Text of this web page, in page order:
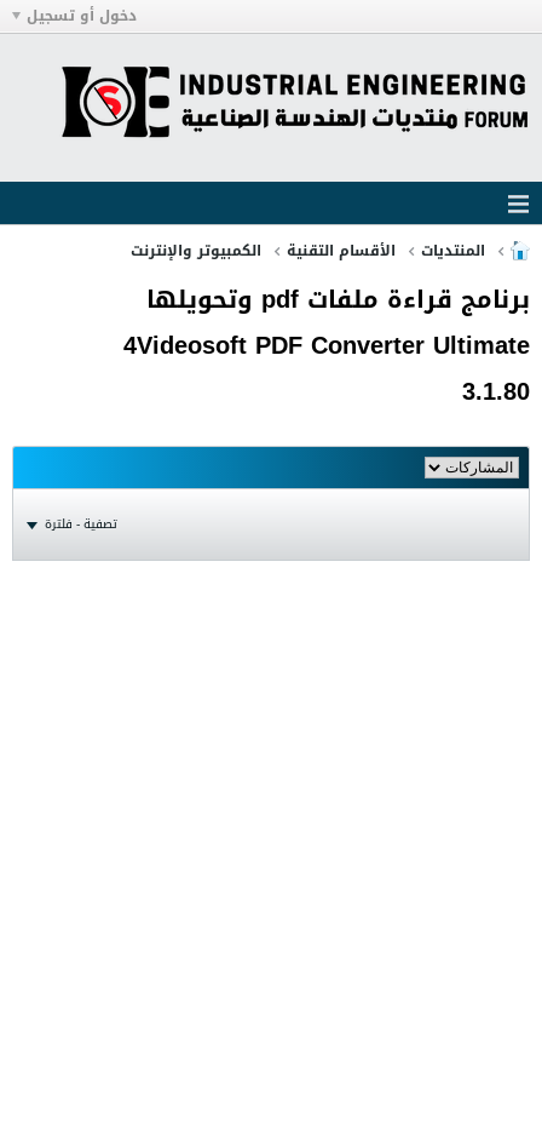
دخول أو تسجيل
المنتديات الأقسام التقنية الكمبيوتر والإنترنت
برنامج قراءة ملفات pdf وتحويلها
4Videosoft PDF Converter Ultimate
3.1.80
تصفية - فلترة